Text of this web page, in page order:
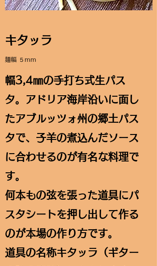
キタッラ
麺幅 ５mm
幅3,4㎜の手打ち式生パス
タ。アドリア海岸沿いに面し
たアブルッツォ州の郷土パス
タで、子羊の煮込んだソース
に合わせるのが有名な料理で
す。
何本もの弦を張った道具にパ
スタシートを押し出して作る
のが本場の作り方です。
道具の名称キタッラ（ギター